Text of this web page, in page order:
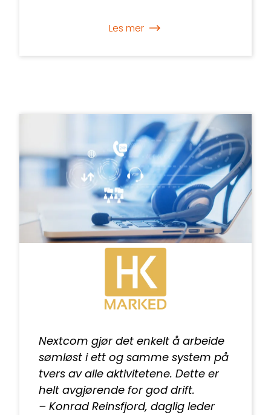
Les mer
Nextcom gjør det enkelt å arbeide
sømløst i ett og samme system på
tvers av alle aktivitetene. Dette er
helt avgjørende for god drift.
– Konrad Reinsfjord, daglig leder